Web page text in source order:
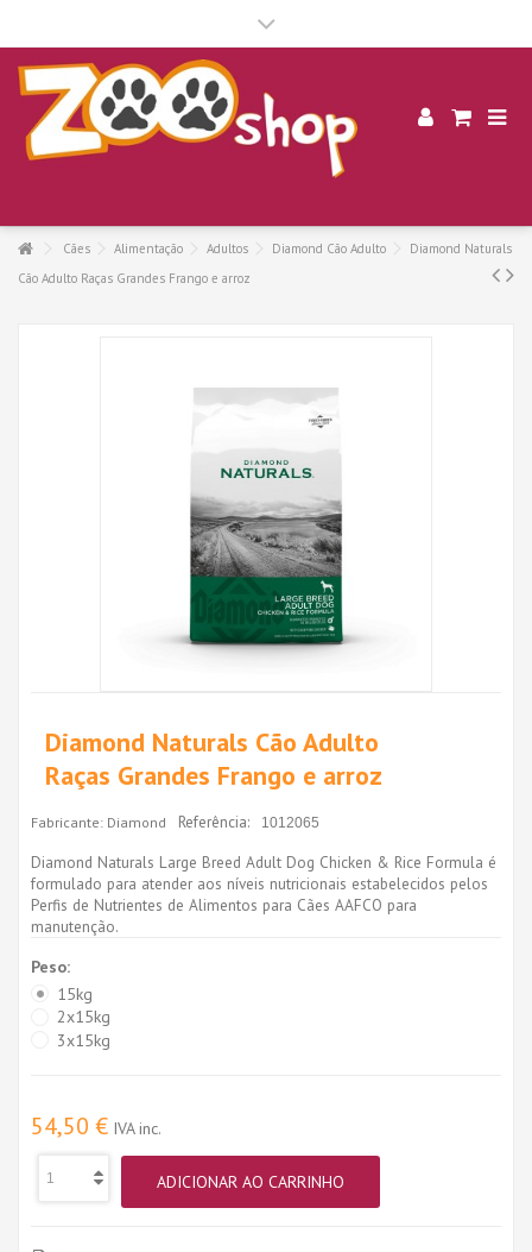
Cães Alimentação Adultos Diamond Cão Adulto
Diamond Naturals
Cão Adulto Raças Grandes Frango e arroz
Diamond Naturals Cão Adulto
Raças Grandes Frango e arroz
Fabricante: Diamond Referência: 1012065
Diamond Naturals Large Breed Adult Dog Chicken & Rice Formula é
formulado para atender aos níveis nutricionais estabelecidos pelos
Perfis de Nutrientes de Alimentos para Cães AAFCO para
manutenção.
Peso:
15kg
2x15kg
3x15kg
54,50 € IVA inc.
ADICIONAR AO CARRINHO